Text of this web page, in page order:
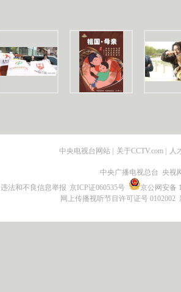
中央电视台网站 | 关于CCTV.com | 人
中央广播电视总台 央视
违法和不良信息举报 京ICP证060535号
京公网安备
网上传播视听节目许可证号 0102002